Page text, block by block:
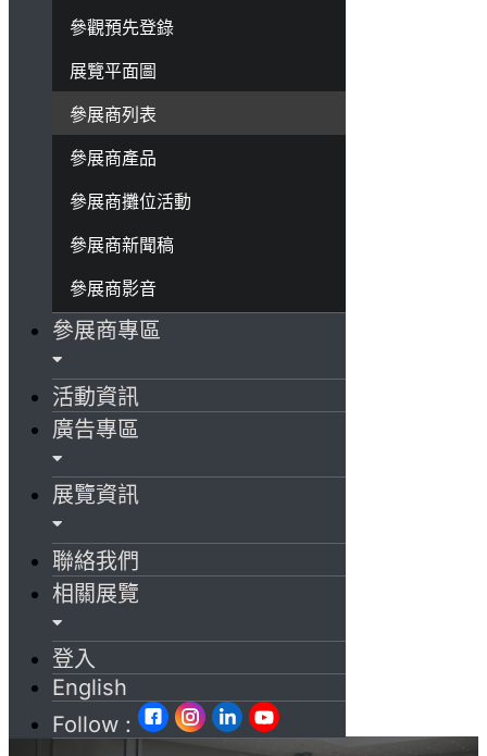
參觀預先登錄
展覽平面圖
參展商列表
參展商產品
參展商攤位活動
參展商新聞稿
參展商影音
參展商專區
活動資訊
廣告專區
展覽資訊
聯絡我們
相關展覽
登入
English
Follow :